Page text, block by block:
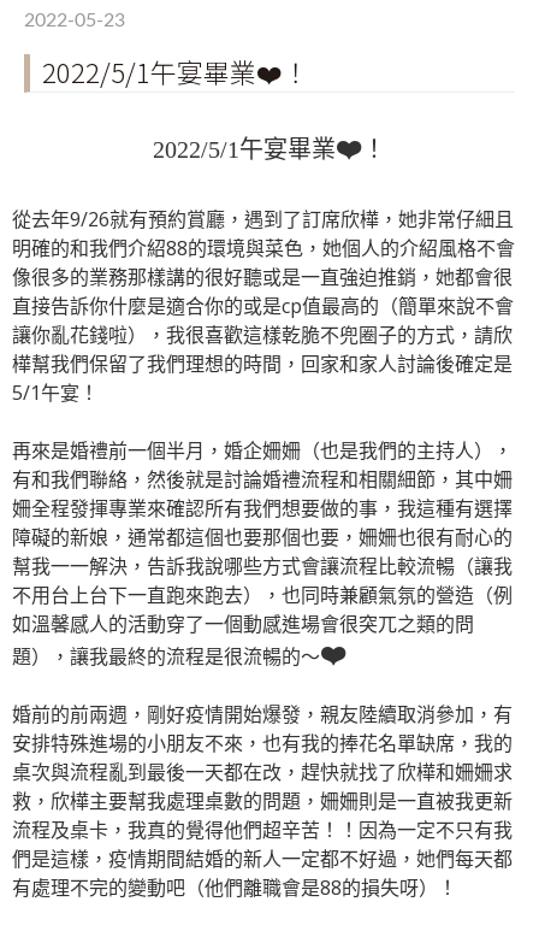
2022-05-23
2022/5/1午宴畢業❤️！
2022/5/1午宴畢業❤️ ！
從去年9/26就有預約賞廳，遇到了訂席欣樺，她非常仔細且
明確的和我們介紹88的環境與菜色，她個人的介紹風格不會
像很多的業務那樣講的很好聽或是一直強迫推銷，她都會很
直接告訴你什麼是適合你的或是cp值最高的（簡單來說不會
讓你亂花錢啦），我很喜歡這樣乾脆不兜圈子的方式，請欣
樺幫我們保留了我們理想的時間，回家和家人討論後確定是
5/1午宴！
再來是婚禮前一個半月，婚企姍姍（也是我們的主持人），
有和我們聯絡，然後就是討論婚禮流程和相關細節，其中姍
姍全程發揮專業來確認所有我們想要做的事，我這種有選擇
障礙的新娘，通常都這個也要那個也要，姍姍也很有耐心的
幫我一一解決，告訴我說哪些方式會讓流程比較流暢（讓我
不用台上台下一直跑來跑去），也同時兼顧氣氛的營造（例
如溫馨感人的活動穿了一個動感進場會很突兀之類的問
題），讓我最終的流程是很流暢的～❤️
婚前的前兩週，剛好疫情開始爆發，親友陸續取消參加，有
安排特殊進場的小朋友不來，也有我的捧花名單缺席，我的
桌次與流程亂到最後一天都在改，趕快就找了欣樺和姍姍求
救，欣樺主要幫我處理桌數的問題，姍姍則是一直被我更新
流程及桌卡，我真的覺得他們超辛苦！！因為一定不只有我
們是這樣，疫情期間結婚的新人一定都不好過，她們每天都
有處理不完的變動吧（他們離職會是88的損失呀）！